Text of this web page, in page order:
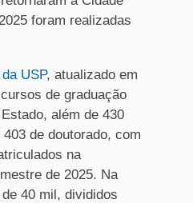
foram realizadas
USP, atualizado em
de graduação
além de 430
de doutorado, com
na
de 2025. Na
40 mil, divididos